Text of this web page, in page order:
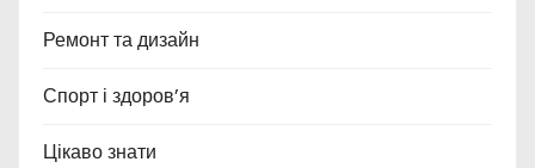
Ремонт та дизайн
Спорт і здоров’я
Цікаво знати